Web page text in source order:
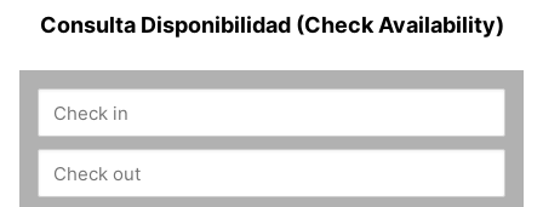
Consulta Disponibilidad (Check Availability)